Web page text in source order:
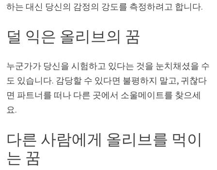
하는 대신 당신의 감정의 강도를 측정하려고 합니다.
덜 익은 올리브의 꿈
누군가가 당신을 시험하고 있다는 것을 눈치채셨을 수
도 있습니다. 감당할 수 있다면 불평하지 말고, 귀찮다
면 파트너를 떠나 다른 곳에서 소울메이트를 찾으세
요.
다른 사람에게 올리브를 먹이
는 꿈